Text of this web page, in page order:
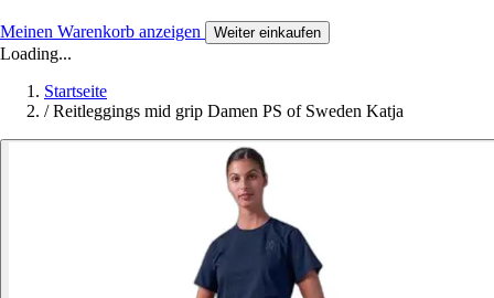
Meinen Warenkorb anzeigen Weiter einkaufen
Loading...
Startseite
/ Reitleggings mid grip Damen PS of Sweden Katja